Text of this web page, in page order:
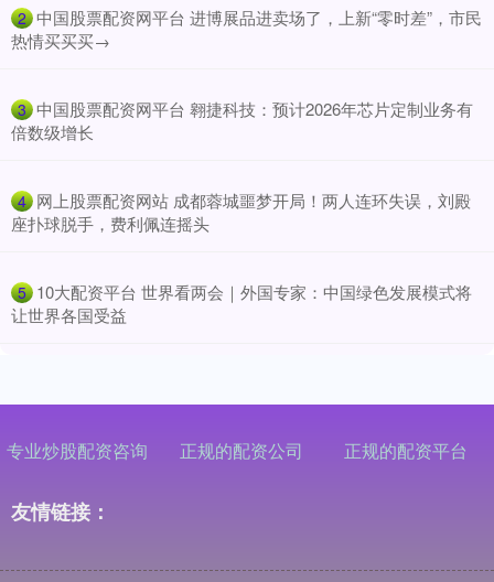
2 ​中国股票配资网平台 进博展品进卖场了，上新“零时差”，市民
热情买买买→
3 ​中国股票配资网平台 翱捷科技：预计2026年芯片定制业务有
倍数级增长
4 ​网上股票配资网站 成都蓉城噩梦开局！两人连环失误，刘殿
座扑球脱手，费利佩连摇头
5 ​10大配资平台 世界看两会｜外国专家：中国绿色发展模式将
让世界各国受益
专业炒股配资咨询 正规的配资公司 正规的配资平台
友情链接：